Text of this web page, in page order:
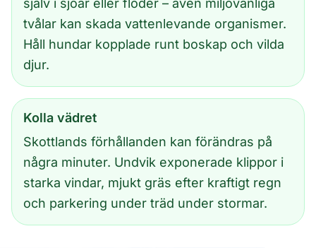
själv i sjöar eller floder – även miljövänliga
tvålar kan skada vattenlevande organismer.
Håll hundar kopplade runt boskap och vilda
djur.
Kolla vädret
Skottlands förhållanden kan förändras på
några minuter. Undvik exponerade klippor i
starka vindar, mjukt gräs efter kraftigt regn
och parkering under träd under stormar.